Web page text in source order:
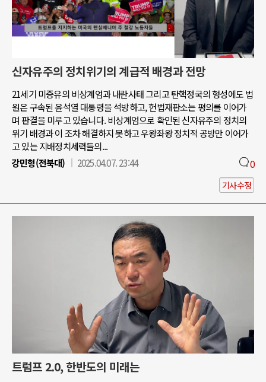
신자유주의 정치위기의 계급적 배경과 전망
21세기 미증유의 비상계엄과 내란사태 그리고 탄핵정국의 형성에도 법
원은 구속된 윤석열 대통령을 석방하고, 헌법재판소는 평의를 이어가
며 판결을 미루고 있습니다. 비상계엄으로 확인된 신자유주의 정치의
위기 배경과 이 조차 해결하지 못하고 우왕좌왕 정치적 공방만 이어가
고 있는 지배정치세력들의...
강민형(전북대)
2025.04.07. 23:44 0
기사수정
트럼프 2.0, 한반도의 미래는